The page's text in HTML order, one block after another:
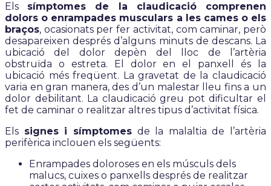
Els símptomes de la claudicació comprenen
dolors o enrampades musculars a les cames o els
braços, ocasionats per fer activitat, com caminar, però
desapareixen després d’alguns minuts de descans. La
ubicació del dolor depèn del lloc de l’artèria
obstruïda o estreta. El dolor en el panxell és la
ubicació més freqüent. La gravetat de la claudicació
varia en gran manera, des d’un malestar lleu fins a un
dolor debilitant. La claudicació greu pot dificultar el
fet de caminar o realitzar altres tipus d’activitat física.
Els signes i símptomesde la malaltia de l’artèria
perifèrica inclouen els següents:
Enrampades doloroses en els músculs dels
malucs, cuixes o panxells després de realitzar